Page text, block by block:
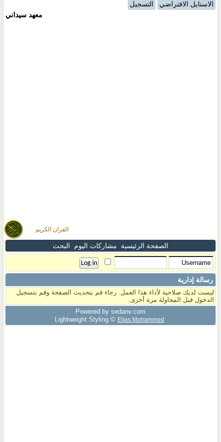
القران الكريم
الاستايل الافتراضي
التسجيل
معهد سيداني
الصفحة الرئيسية مشاركات اليوم البحث
رسالة إدارية
ليست لديك صلاحية لأداء هذا العمل. رجاء قم بتحديث الصفحة وقم بتسجيل
الدخول قبل المحاولة مرة أخرى.
Powered by sedany.com
Lightweight Styling © Elias Mohammed